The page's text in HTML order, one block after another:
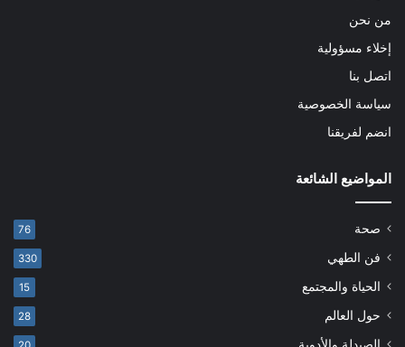
من نحن
إخلاء مسؤولية
اتصل بنا
سياسة الخصوصية
انضم لفريقنا
المواضيع الشائعة
صحة 76
فن الطهي 330
الحياة والمجتمع 15
حول العالم 28